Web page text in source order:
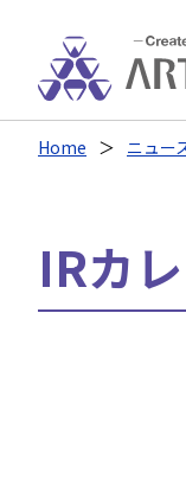
Home ニュー
IRカ